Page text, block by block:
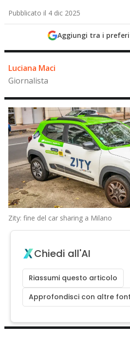
Pubblicato il 4 dic 2025
Aggiungi tra i
Luciana Maci
Giornalista
Zity: fine del car sharing a Milano
Chiedi all'AI
Riassumi questo articolo
Approfondisci con altre